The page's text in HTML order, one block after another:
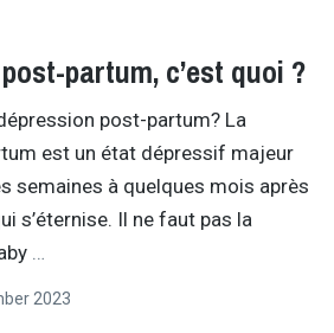
partum, c’est quoi ?
post-partum? La
est un état dépressif majeur
semaines à quelques mois après
s’éternise. Il ne faut pas la
…
2023